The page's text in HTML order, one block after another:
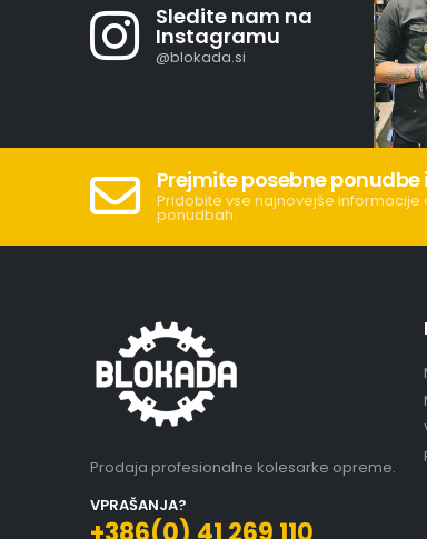
Sledite nam na
Instagramu
@blokada.si
Prejmite posebne
Pridobite vse najnovejše
ponudbah.
Prodaja profesionalne kolesarke opreme.
VPRAŠANJA?